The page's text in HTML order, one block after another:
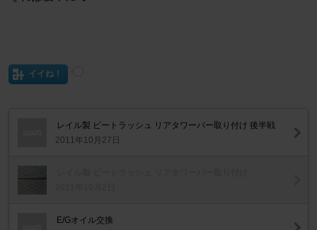
イイね！
レイル製 ビートラッシュ リアタワーバー取り付け 後半戦
2011年10月27日
E/Gオイル交換